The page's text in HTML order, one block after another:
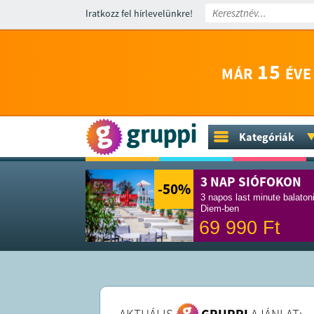
Iratkozz fel hírlevelünkre!
MÁR 15
Kategóriák
-50% 3 NAP SIÓFOKON
3 napos last minute
Diem-ben
69 990 Ft